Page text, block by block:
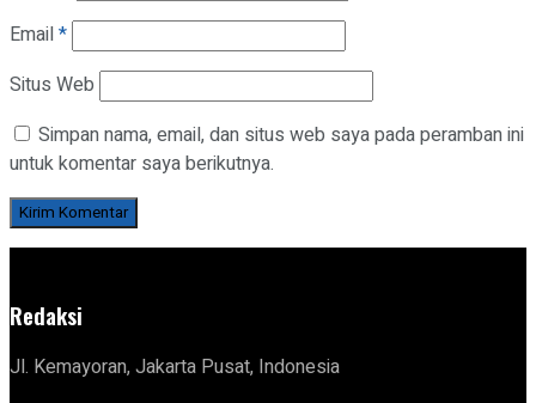
Email*
Situs Web
Simpan nama, email, dan situs web saya pada peramban ini
untuk komentar saya berikutnya.
Redaksi
Jl. Kemayoran, Jakarta Pusat, Indonesia